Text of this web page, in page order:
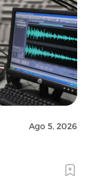
Ago 5, 2026